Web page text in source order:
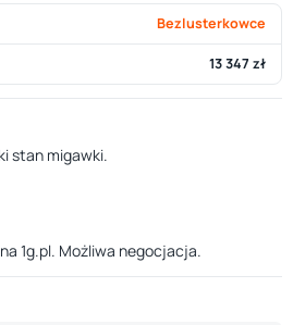
Bezlusterkowce
13 347 zł
stan migawki.
1g.pl. Możliwa negocjacja.